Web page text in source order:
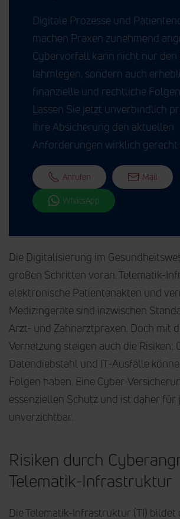
Digitale Prozesse und
machen Praxen zunehmend
Cybervorfall kann nicht nur den
lahmlegen, sondern auch
finanzielle und rechtliche
Lassen Sie jetzt unverbindlich
Ihre Absicherung den aktuellen
Anforderungen wirklich gerecht
Anrufen Mail
WhatsApp
Die Digitalisierung im
großen Schritten voran. Telematik-
elektronische Patientenakten und
Medizingeräte sind inzwischen
Arzt- und Zahnarztpraxen. Doch mit
Vernetzung steigen auch die Risiken:
Datendiebstahl und IT-Ausfälle
Folgen haben. Eine Cyber-
essenziellen Schutz und ist daher für
unverzichtbar.
Risiken durch
Telematik-Infrastruktur
Die Telematik-Infrastruktur (TI) bildet